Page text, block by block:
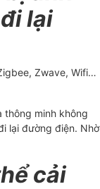
lại
Zwave, Wifi…
thông minh không
lại đường điện. Nhờ
cải